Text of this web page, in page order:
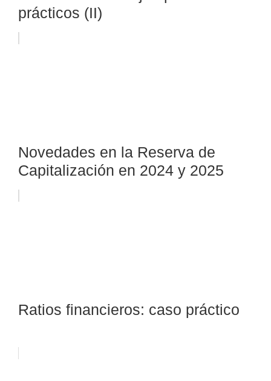
prácticos (II)
Novedades en la Reserva de
Capitalización en 2024 y 2025
Ratios financieros: caso práctico